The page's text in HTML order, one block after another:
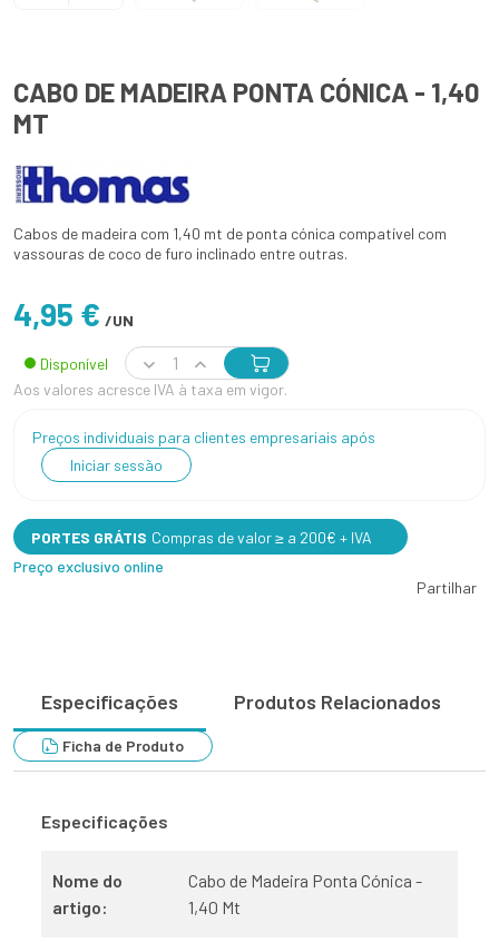
CABO DE MADEIRA PONTA CÓNICA - 1,40
MT
Cabos de madeira com 1,40 mt de ponta cónica compatível com
vassouras de coco de furo inclinado entre outras.
4,95 € /UN
Disponível
Aos valores acresce IVA à taxa em vigor.
Preços individuais para clientes empresariais após
Iniciar sessão
PORTES GRÁTIS Compras de valor ≥ a 200€ + IVA
Preço exclusivo online
Partilhar
Especificações Produtos Relacionados
Ficha de Produto
Especificações
Nome do
artigo:
Cabo de Madeira Ponta Cónica -
1,40 Mt